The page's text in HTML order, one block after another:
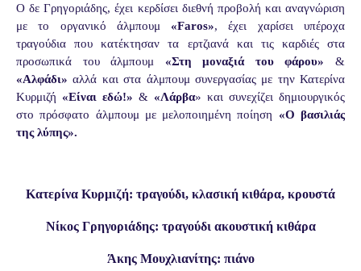
Ο δε Γρηγοριάδης,έχει κερδίσει διεθνή προβολή και αναγνώριση
με
το οργανικό άλμπουμ «Faros», έχει χαρίσει
υπέροχα
τραγούδια
που κατέκτησαν τα ερτζιανά και τις καρδιές
στα
προσωπικά
του άλμπουμ «Στη μοναξιά του φάρου»&
«Αλφάδι»αλλά και στα άλμπουμ συνεργασίας με την Κατερίνα
Κυρμιζή «Είναι εδώ!» & «Λάρβα» και συνεχίζει δημιουργικός
στο πρόσφατο άλμπουμ με μελοποιημένη ποίηση «Ο βασιλιάς
της λύπης».
Κατερίνα Κυρμιζή: τραγούδι, κλασική κιθάρα, κρουστά
Νίκος Γρηγοριάδης: τραγούδι ακουστική κιθάρα
Άκης Μουχλιανίτης: πιάνο